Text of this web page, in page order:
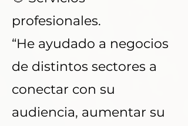
profesionales.
“He ayudado a negocios
de distintos sectores a
conectar con su
audiencia, aumentar su